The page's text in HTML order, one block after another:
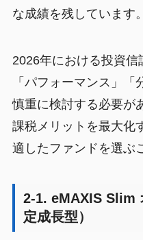
な成績を残しています。
2026年における投資信
「パフォーマンス」
慎重に検討する必要が
課税メリットを最大化
適したファンドを選ぶ
2-1. eMAXIS Slim
定成長型）